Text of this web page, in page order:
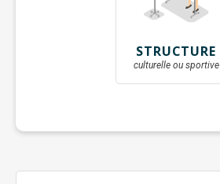
STRUCTURE
culturelle ou sportive